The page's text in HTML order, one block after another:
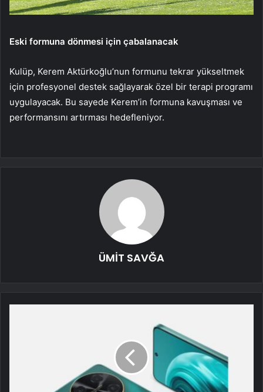
Eski formuna dönmesi için çabalanacak
Kulüp, Kerem Aktürkoğlu’nun formunu tekrar yükseltmek
için profesyonel destek sağlayarak özel bir terapi programı
uygulayacak. Bu sayede Kerem’in formuna kavuşması ve
performansını artırması hedefleniyor.
ÜMİT SAVĞA